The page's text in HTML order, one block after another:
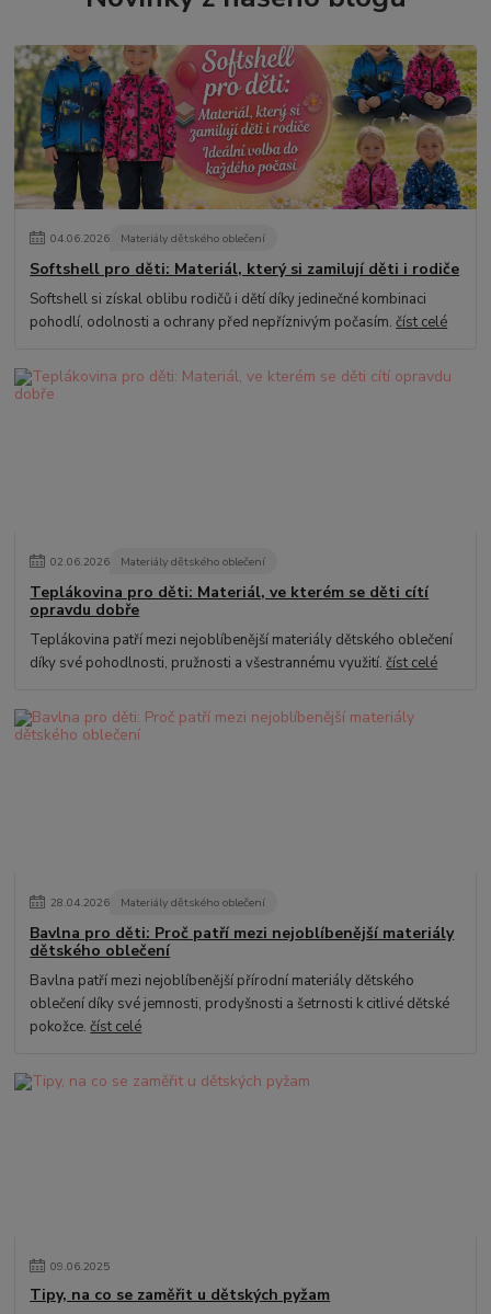
04.06.2026 Materiály dětského oblečení
Softshell pro děti: Materiál, který si zamilují děti i rodiče
Softshell si získal oblibu rodičů i dětí díky jedinečné kombinaci
pohodlí, odolnosti a ochrany před nepříznivým počasím.číst celé
02.06.2026 Materiály dětského oblečení
Teplákovina pro děti: Materiál, ve kterém se děti cítí
opravdu dobře
Teplákovina patří mezi nejoblíbenější materiály dětského oblečení
díky své pohodlnosti, pružnosti a všestrannému využití.číst celé
28.04.2026 Materiály dětského oblečení
Bavlna pro děti: Proč patří mezi nejoblíbenější materiály
dětského oblečení
Bavlna patří mezi nejoblíbenější přírodní materiály dětského
oblečení díky své jemnosti, prodyšnosti a šetrnosti k citlivé dětské
pokožce.číst celé
09.06.2025
Tipy, na co se zaměřit u dětských pyžam